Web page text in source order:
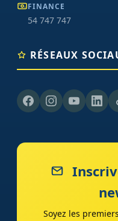
FINANCE
54 747 747
RÉSEAUX
Soyez les